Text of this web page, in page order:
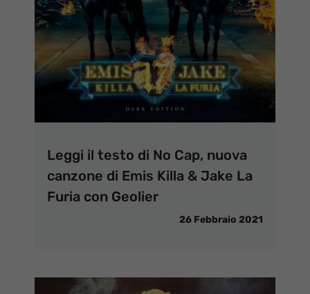
Leggi il testo di No Cap, nuova
canzone di Emis Killa & Jake La
Furia con Geolier
26 Febbraio 2021